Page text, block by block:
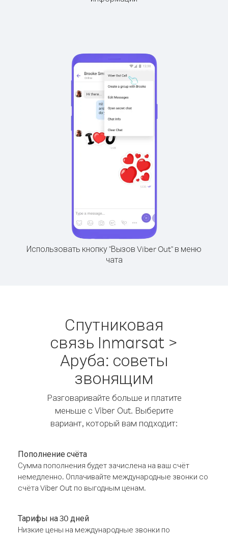
Использовать кнопку "Вызов Viber Out" в меню
чата
Спутниковая
связь Inmarsat >
Аруба: советы
звонящим
Разговаривайте больше и платите
меньше с Viber Out. Выберите
вариант, который вам подходит:
Пополнение счёта
Сумма пополнения будет зачислена на ваш счёт
немедленно. Оплачивайте международные звонки со
счёта Viber Out по выгодным ценам.
Тарифы на 30 дней
Низкие цены на международные звонки по